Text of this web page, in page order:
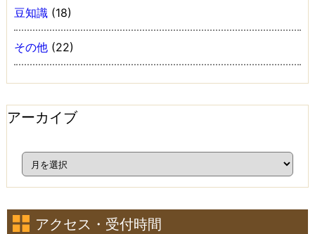
豆知識 (18)
その他 (22)
アーカイブ
アクセス・受付時間